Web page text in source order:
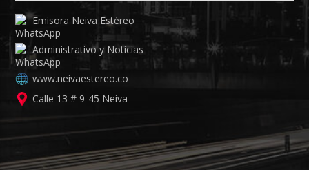
Emisora Neiva Estéreo
Administrativo y Noticias
www.neivaestereo.co
Calle 13 # 9-45 Neiva